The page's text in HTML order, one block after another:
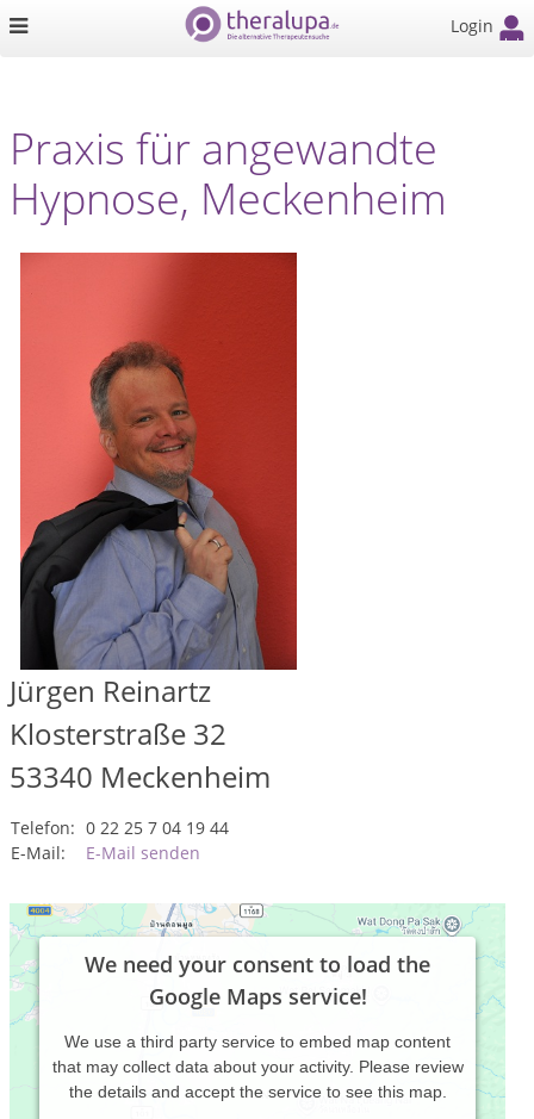
Login
Praxis für angewandte
Hypnose, Meckenheim
Jürgen Reinartz
Klosterstraße 32
53340 Meckenheim
Telefon: 0 22 25 7 04 19 44
E-Mail:
E-Mail senden
We need your consent to load the
Google Maps service!
We use a third party service to embed map content
that may collect data about your activity. Please review
the details and accept the service to see this map.